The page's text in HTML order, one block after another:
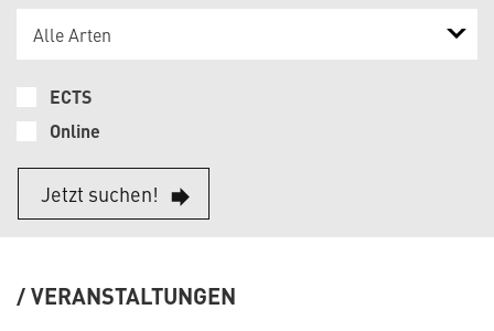
Alle Arten
ECTS
Online
Jetzt suchen!
VERANSTALTUNGEN